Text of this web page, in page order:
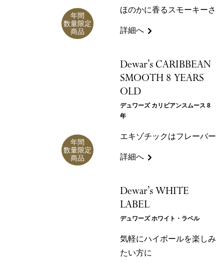
年間
数量限定
商品
ほのかに香るスモーキーさ
詳細へ
年間
数量限定
商品
Dewar’s CARIBBEAN
SMOOTH 8 YEARS
OLD
デュワーズ カリビアンスムース 8
年
エキゾチックはフレーバー
詳細へ
Dewar’s WHITE
LABEL
デュワーズ ホワイト・ラベル
気軽にハイボールを楽しみ
たい方に